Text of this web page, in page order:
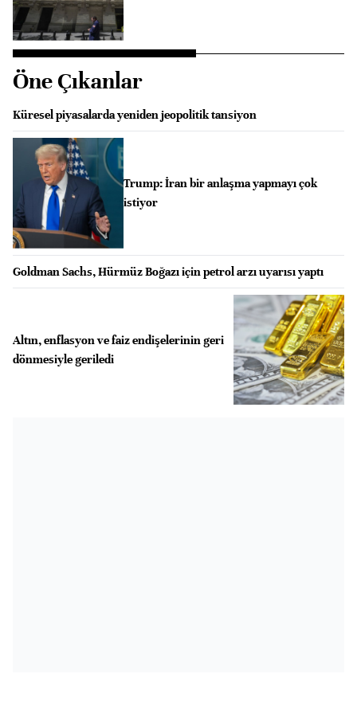
Öne Çıkanlar
Küresel piyasalarda yeniden jeopolitik tansiyon
Trump: İran bir anlaşma yapmayı çok
istiyor
Goldman Sachs, Hürmüz Boğazı için petrol arzı uyarısı yaptı
Altın, enflasyon ve faiz endişelerinin geri
dönmesiyle geriledi